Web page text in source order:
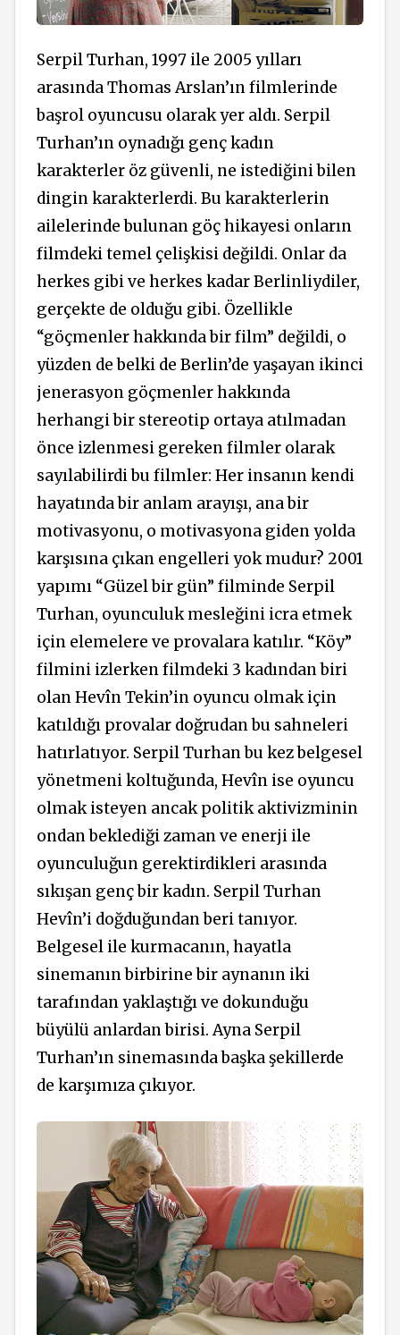
Serpil Turhan, 1997 ile 2005 yılları
arasında Thomas Arslan’ın filmlerinde
başrol oyuncusu olarak yer aldı. Serpil
Turhan’ın oynadığı genç kadın
karakterler öz güvenli, ne istediğini bilen
dingin karakterlerdi. Bu karakterlerin
ailelerinde bulunan göç hikayesi onların
filmdeki temel çelişkisi değildi. Onlar da
herkes gibi ve herkes kadar Berlinliydiler,
gerçekte de olduğu gibi. Özellikle
“göçmenler hakkında bir film” değildi, o
yüzden de belki de Berlin’de yaşayan ikinci
jenerasyon göçmenler hakkında
herhangi bir stereotip ortaya atılmadan
önce izlenmesi gereken filmler olarak
sayılabilirdi bu filmler: Her insanın kendi
hayatında bir anlam arayışı, ana bir
motivasyonu, o motivasyona giden yolda
karşısına çıkan engelleri yok mudur? 2001
yapımı “Güzel bir gün” filminde Serpil
Turhan, oyunculuk mesleğini icra etmek
için elemelere ve provalara katılır. “Köy”
filmini izlerken filmdeki 3 kadından biri
olan Hevîn Tekin’in oyuncu olmak için
katıldığı provalar doğrudan bu sahneleri
hatırlatıyor. Serpil Turhan bu kez belgesel
yönetmeni koltuğunda, Hevîn ise oyuncu
olmak isteyen ancak politik aktivizminin
ondan beklediği zaman ve enerji ile
oyunculuğun gerektirdikleri arasında
sıkışan genç bir kadın. Serpil Turhan
Hevîn’i doğduğundan beri tanıyor.
Belgesel ile kurmacanın, hayatla
sinemanın birbirine bir aynanın iki
tarafından yaklaştığı ve dokunduğu
büyülü anlardan birisi. Ayna Serpil
Turhan’ın sinemasında başka şekillerde
de karşımıza çıkıyor.